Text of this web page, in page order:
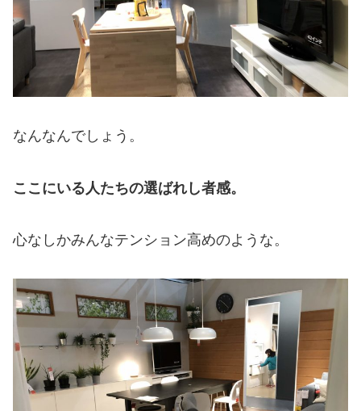
なんなんでしょう。
ここにいる人たちの選ばれし者感。
心なしかみんなテンション高めのような。